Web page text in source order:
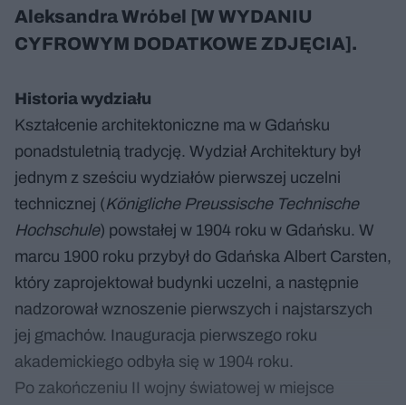
Aleksandra Wróbel [W WYDANIU
CYFROWYM DODATKOWE ZDJĘCIA].
Historia wydziału
Kształcenie architektoniczne ma w Gdańsku
ponadstuletnią tradycję. Wydział Architektury był
jednym z sześciu wydziałów pierwszej uczelni
technicznej (Königliche Preussische Technische
Hochschule) powstałej w 1904 roku w Gdańsku. W
marcu 1900 roku przybył do Gdańska Albert Carsten,
który zaprojektował budynki uczelni, a następnie
nadzorował wznoszenie pierwszych i najstarszych
jej gmachów. Inauguracja pierwszego roku
akademickiego odbyła się w 1904 roku.
Po zakończeniu II wojny światowej w miejsce